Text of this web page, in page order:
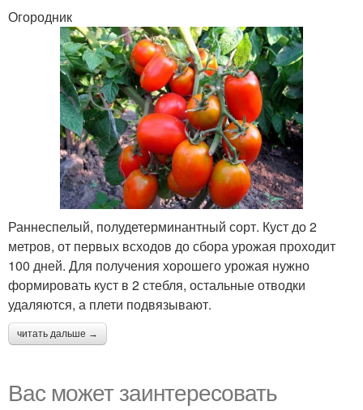
Огородник
Раннеспелый, полудетерминантный сорт. Куст до 2
метров, от первых всходов до сбора урожая проходит
100 дней. Для получения хорошего урожая нужно
формировать куст в 2 стебля, остальные отводки
удаляются, а плети подвязывают.
читать дальше →
Вас может заинтересовать